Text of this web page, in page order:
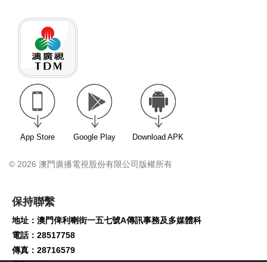
App Store Google Play Download APK
© 2026 澳門廣播電視股份有限公司版權所有
保持聯繫
地址：澳門俾利喇街一五七號A傳訊事務及多媒體科
電話：28517758
傳真：28716579